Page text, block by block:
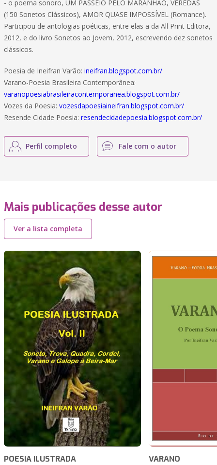
- o poema sonoro, UM PASSEIO PELO MARANHÃO, VEREDAS
(150 Sonetos Clássicos), AMOR QUASE IMPOSSÍVEL (Romance).
Participou de antologias poéticas, entre elas a da All Print Editora,
2012, e do livro Sonetos ao Jovem, 2012, escrevendo dez sonetos
clássicos.
Poesia de Ineifran Varão: ineifran.blogspot.com.br/
Varano-Poesia Brasileira Contemporânea:
varanopoesiabrasileiracontemporanea.blogspot.com.br/
Vozes da Poesia: vozesdapoesiaineifran.blogspot.com.br/
Resende Cidade Poesia: resendecidadepoesia.blogspot.com.br/
Perfil completo Fale com o autor
Mais publicações desse autor
Ver a lista completa
POESIA ILUSTRADA VARANO